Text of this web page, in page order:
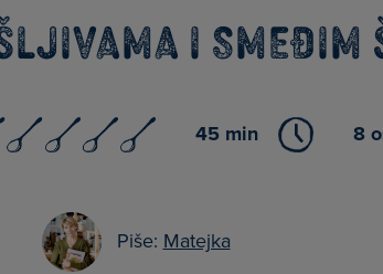
i smeđim
45 min 8
Piše: Matejka